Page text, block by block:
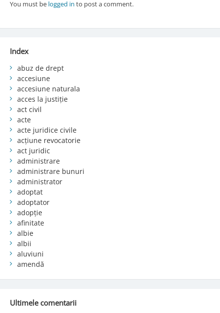
You must be logged in to post a comment.
Index
abuz de drept
accesiune
accesiune naturala
acces la justiție
act civil
acte
acte juridice civile
acțiune revocatorie
act juridic
administrare
administrare bunuri
administrator
adoptat
adoptator
adopție
afinitate
albie
albii
aluviuni
amendă
Ultimele comentarii